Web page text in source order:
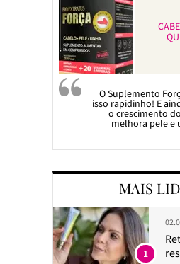
O Suplemento
isso rapidinho! E
o crescimento
melhora pele e
MAIS
1